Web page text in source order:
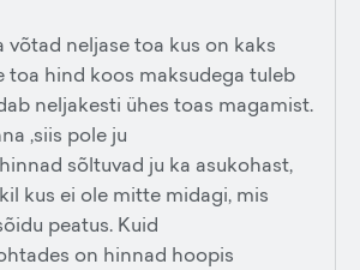
võtad neljase toa kus on kaks
toa hind koos maksudega tuleb
neljakesti ühes toas magamist.
,siis pole ju
sõltuvad ju ka asukohast,
kus ei ole mitte midagi, mis
peatus. Kuid
on hinnad hoopis